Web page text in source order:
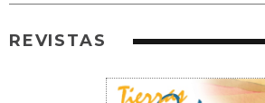
REVISTAS